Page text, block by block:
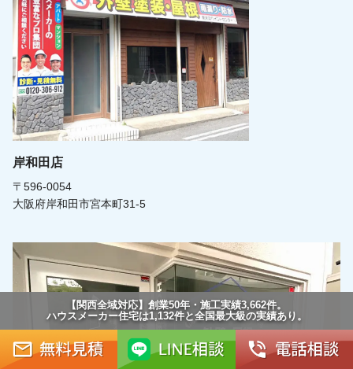
岸和田店
〒596-0054
大阪府岸和田市宮本町31-5
【関西全域対応】創業50年・施工実績3,662件。
ハウスメーカー住宅は1,132件と全国最大級の実績あり。